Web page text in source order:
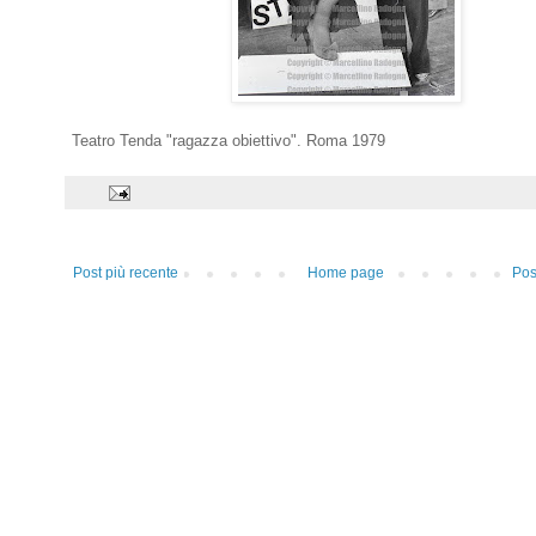
Teatro Tenda "ragazza obiettivo". Roma 1979
Post più recente Home page